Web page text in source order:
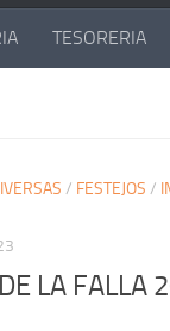
TESORERIA
/ FESTEJOS /
LA FALLA